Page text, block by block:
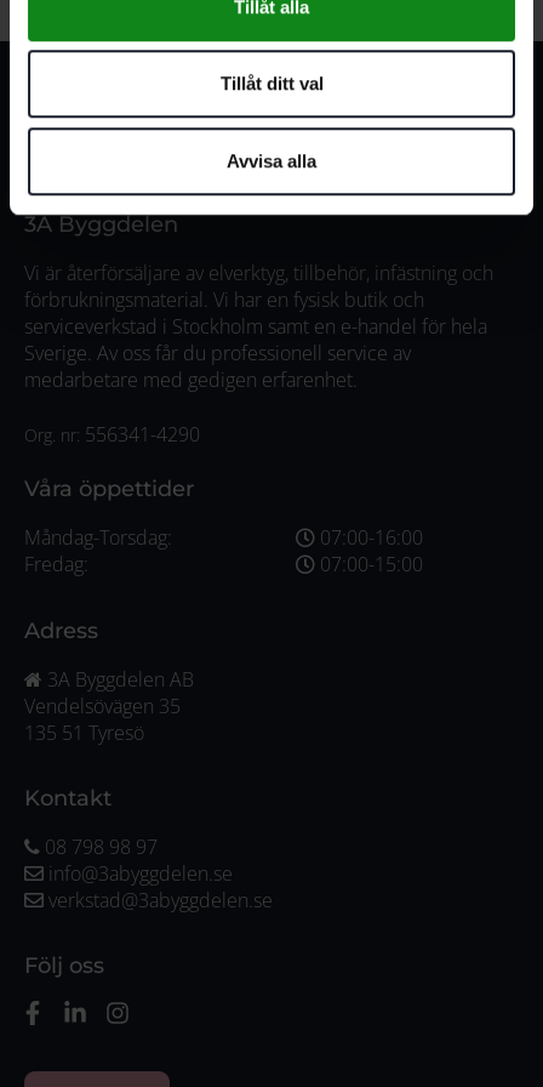
Tillåt alla
Tillåt ditt val
Avvisa alla
3A Byggdelen
Vi är återförsäljare av elverktyg, tillbehör, infästning och
förbrukningsmaterial. Vi har en fysisk butik och
serviceverkstad i Stockholm samt en e-handel för hela
Sverige. Av oss får du professionell service av
medarbetare med gedigen erfarenhet.
Org. nr: 556341-4290
Våra öppettider
Måndag-Torsdag:
Fredag:
07:00-16:00
07:00-15:00
Adress
3A Byggdelen AB
Vendelsövägen 35
135 51 Tyresö
Kontakt
08 798 98 97
info@3abyggdelen.se
verkstad@3abyggdelen.se
Följ oss